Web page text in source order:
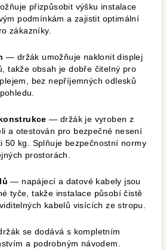
přizpůsobit výšku instalace
podmínkám a zajistit optimální
zákazníky.
— držák umožňuje naklonit displej
takže obsah je dobře čitelný pro
bez nepříjemných odlesků
— držák je vyroben z
a otestován pro bezpečné nesení
50 kg. Splňuje bezpečnostní normy
prostorách.
— napájecí a datové kabely jsou
tyče, takže instalace působí čistě
kabelů visících ze stropu.
se dodává s kompletním
a podrobným návodem.